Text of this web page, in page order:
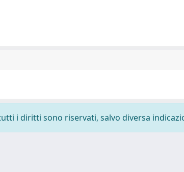
i diritti sono riservati, salvo diversa